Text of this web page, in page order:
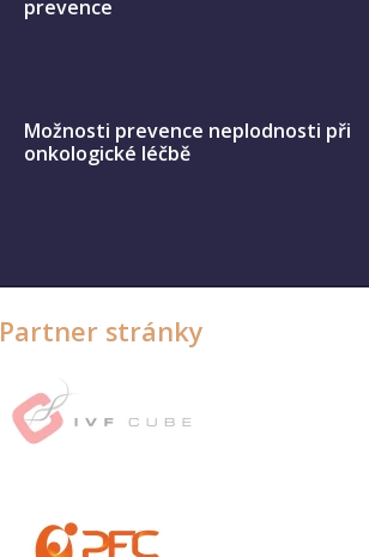
prevence
Možnosti prevence neplodnosti při
onkologické léčbě
Partner stránky